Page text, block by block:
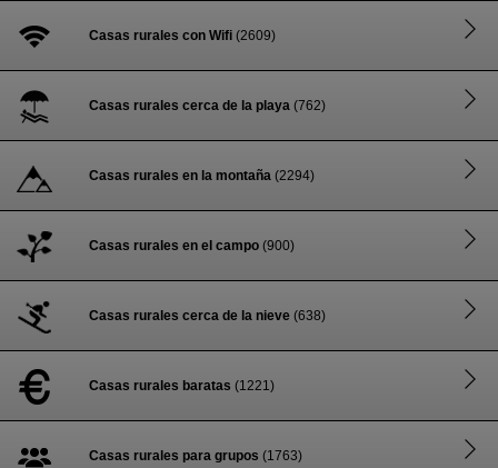
Casas rurales con Wifi (2609)
Casas rurales cerca de la playa (762)
Casas rurales en la montaña (2294)
Casas rurales en el campo (900)
Casas rurales cerca de la nieve (638)
Casas rurales baratas (1221)
Casas rurales para grupos (1763)